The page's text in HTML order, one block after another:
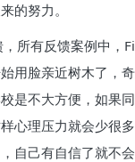
的努力。
所有反馈案例中
用脸亲近树木了，
是不大方便，如果
心理压力就会少很
自己有自信了就不